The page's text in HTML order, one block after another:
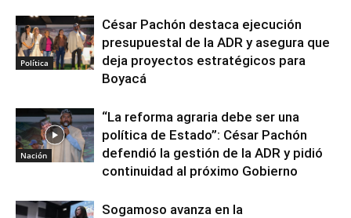
Política
César Pachón destaca ejecución
presupuestal de la ADR y asegura que
deja proyectos estratégicos para
Boyacá
Nación
“La reforma agraria debe ser una
política de Estado”: César Pachón
defendió la gestión de la ADR y pidió
continuidad al próximo Gobierno
Sogamoso avanza en la